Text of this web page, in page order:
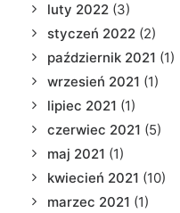
luty 2022 (3)
styczeń 2022 (2)
październik 2021 (1)
wrzesień 2021 (1)
lipiec 2021 (1)
czerwiec 2021 (5)
maj 2021 (1)
kwiecień 2021 (10)
marzec 2021 (1)